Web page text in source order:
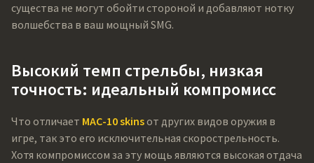
существа не могут обойти стороной и добавляют нотку
волшебства в ваш мощный SMG.
Высокий темп стрельбы, низкая
точность: идеальный компромисс
Что отличает MAC-10 skinsот других видов оружия в
игре, так это его исключительная скорострельность.
Хотя компромиссом за эту мощь являются высокая отдача